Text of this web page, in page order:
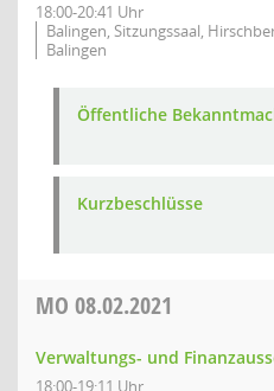
18:00-20:41 Uhr
Balingen, Sitzungssaal,
Balingen
Öffentliche
Kurzbeschlüsse
MO 08.02.2021
Verwaltungs- und
18:00-19:11 Uhr